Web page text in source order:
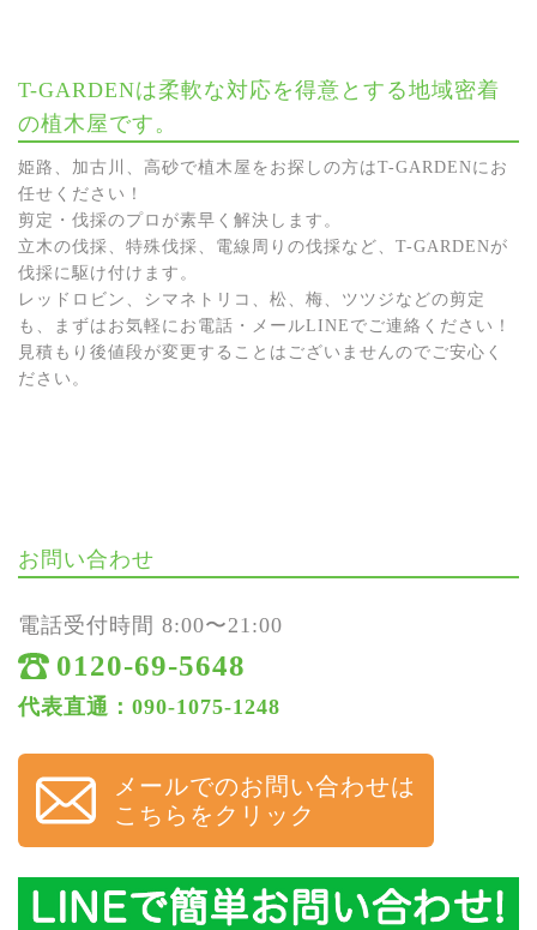
T-GARDENは柔軟な対応を得意とする地域密着
の植木屋です。
姫路、加古川、高砂で植木屋をお探しの方はT-GARDENにお
任せください！
剪定・伐採のプロが素早く解決します。
立木の伐採、特殊伐採、電線周りの伐採など、T-GARDENが
伐採に駆け付けます。
レッドロビン、シマネトリコ、松、梅、ツツジなどの剪定
も、まずはお気軽にお電話・メールLINEでご連絡ください！
見積もり後値段が変更することはございませんのでご安心く
ださい。
お問い合わせ
電話受付時間 8:00〜21:00
0120-69-5648
代表直通：090-1075-1248
メールでのお問い合わせは
こちらをクリック